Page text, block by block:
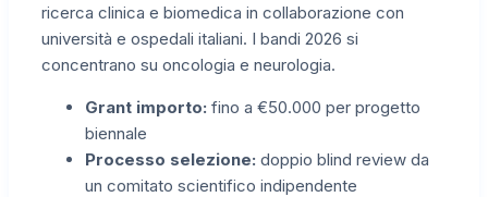
ricerca clinica e biomedica in collaborazione con
università e ospedali italiani. I bandi 2026 si
concentrano su oncologia e neurologia.
Grant importo: fino a €50.000 per progetto
biennale
Processo selezione: doppio blind review da
un comitato scientifico indipendente